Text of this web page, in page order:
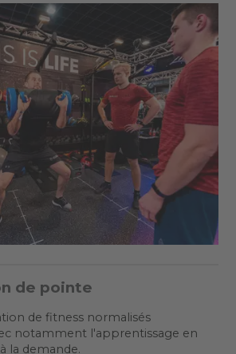
de pointe
de fitness normalisés
notamment l'apprentissage en
la demande.